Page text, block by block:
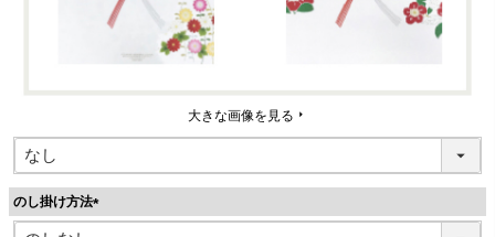
大きな画像を見る
のし掛け方法
(